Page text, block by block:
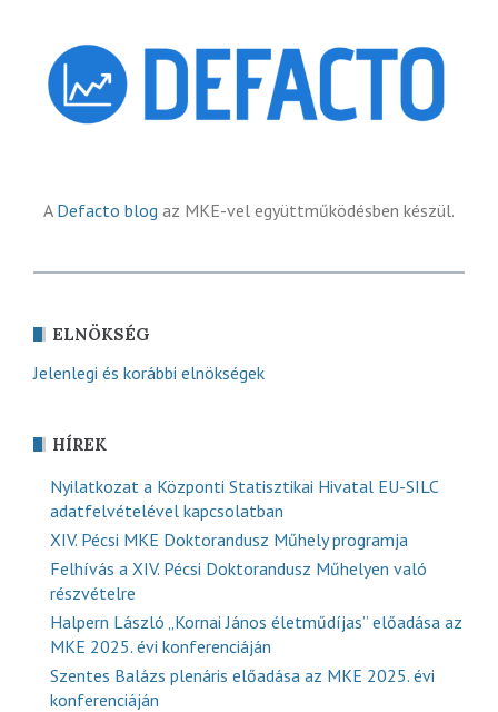
A Defacto blog az MKE-vel együttműködésben készül.
ELNÖKSÉG
Jelenlegi és korábbi elnökségek
HÍREK
Nyilatkozat a Központi Statisztikai Hivatal EU-SILC
adatfelvételével kapcsolatban
XIV. Pécsi MKE Doktorandusz Műhely programja
Felhívás a XIV. Pécsi Doktorandusz Műhelyen való
részvételre
Halpern László „Kornai János életműdíjas” előadása az
MKE 2025. évi konferenciáján
Szentes Balázs plenáris előadása az MKE 2025. évi
konferenciáján